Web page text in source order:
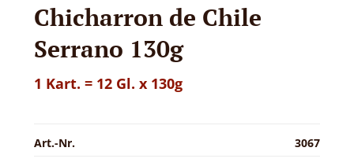
Chicharron de Chile
Serrano 130g
1 Kart. = 12 Gl. x 130g
Art.-Nr. 3067